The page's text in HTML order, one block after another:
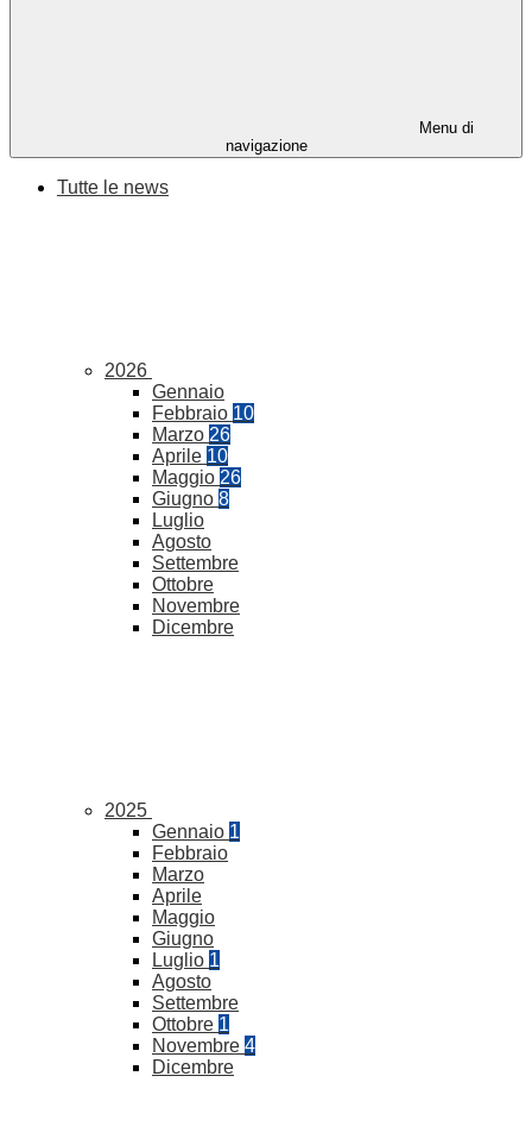
Menu di
navigazione
Tutte le news
2026
Gennaio
Febbraio 10
Marzo 26
Aprile 10
Maggio 26
Giugno 8
Luglio
Agosto
Settembre
Ottobre
Novembre
Dicembre
2025
Gennaio 1
Febbraio
Marzo
Aprile
Maggio
Giugno
Luglio 1
Agosto
Settembre
Ottobre 1
Novembre 4
Dicembre